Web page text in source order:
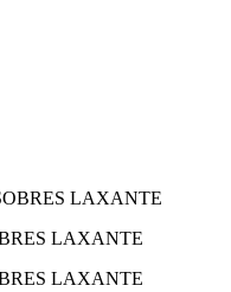
LAXANTE
LAXANTE